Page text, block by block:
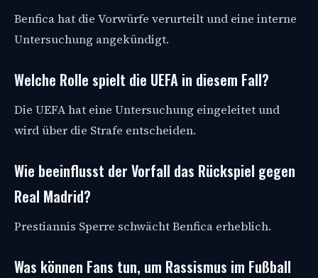
Benfica hat die Vorwürfe verurteilt und eine interne
Untersuchung angekündigt.
Welche Rolle spielt die UEFA in diesem Fall?
Die UEFA hat eine Untersuchung eingeleitet und
wird über die Strafe entscheiden.
Wie beeinflusst der Vorfall das Rückspiel gegen
Real Madrid?
Prestiannis Sperre schwächt Benfica erheblich.
Was können Fans tun, um Rassismus im Fußball